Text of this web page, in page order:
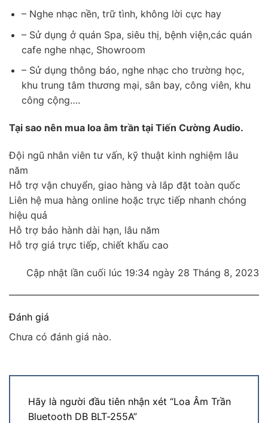
– Nghe nhạc nền, trữ tình, không lời cực hay
– Sử dụng ở quán Spa, siêu thị, bệnh viện,các quán
cafe nghe nhạc, Showroom
– Sử dụng thông báo, nghe nhạc cho trường học,
khu trung tâm thương mại, sân bay, công viên, khu
công cộng….
Tại sao nên mua loa âm trần tại Tiến Cường Audio.
Đội ngũ nhân viên tư vấn, kỹ thuật kinh nghiệm lâu
năm
Hỗ trợ vận chuyển, giao hàng và lắp đặt toàn quốc
Liên hệ mua hàng online hoặc trực tiếp nhanh chóng
hiệu quả
Hỗ trợ bảo hành dài hạn, lâu năm
Hỗ trợ giá trực tiếp, chiết khấu cao
Cập nhật lần cuối lúc 19:34 ngày 28 Tháng 8, 2023
Đánh giá
Chưa có đánh giá nào.
Hãy là người đầu tiên nhận xét “Loa Âm Trần
Bluetooth DB BLT-255A”